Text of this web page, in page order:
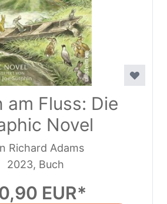
am Fluss: Die
Novel
Richard Adams
2023, Buch
EUR